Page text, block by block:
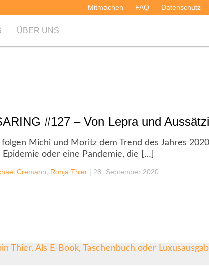
Mitmachen FAQ Datenschutz
ÜBER UNS
#127 – Von Lepra und
folgen Michi und Moritz dem Trend des Jahres
oder eine Pandemie, die […]
Cremann Ronja Thier | 28. September 2020